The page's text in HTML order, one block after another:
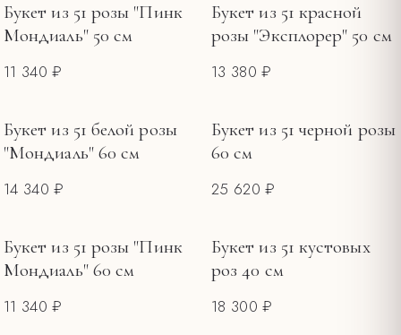
Букет из 51 розы "Пинк
Мондиаль" 50 см
11 340 ₽
Букет из 51 красной
розы "Эксплорер" 50 см
13 380 ₽
Букет из 51 белой розы
"Мондиаль" 60 см
14 340 ₽
Букет из 51 черной розы
60 см
25 620 ₽
Букет из 51 розы "Пинк
Мондиаль" 60 см
11 340 ₽
Букет из 51 кустовых
роз 40 см
18 300 ₽